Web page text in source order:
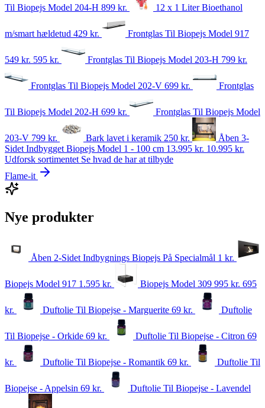
Til Biopejs Model 204-H 899 kr. 12 x 1 Liter Bioethanol
m/smart hældetud 429 kr. Frontglas Til Biopejs Model 917
549 kr. 595 kr. Frontglas Til Biopejs Model 203-H 799 kr.
Frontglas Til Biopejs Model 202-V 699 kr. Frontglas
Til Biopejs Model 202-H 699 kr. Frontglas Til Biopejs Model
203-V 799 kr. Bark lavet i keramik 250 kr.
Åben 3-
Sidet Indbygget Biopejs Model 1 - 100 cm 13.995 kr. 10.995 kr.
Udforsk sortimentet Se hvad de har at tilbyde
Flame-it
Nye produkter
Åben 2-Sidet Indbygnings Biopejs På Specialmål 1 kr.
Biopejs Model 917 1.595 kr. Biopejs Model 309 995 kr. 695
kr. Duftolie Til Biopejse - Marguerite 69 kr. Duftolie
Til Biopejse - Orkide 69 kr. Duftolie Til Biopejse - Citron 69
kr. Duftolie Til Biopejse - Romantik 69 kr. Duftolie Til
Biopejse - Appelsin 69 kr. Duftolie Til Biopejse - Lavendel